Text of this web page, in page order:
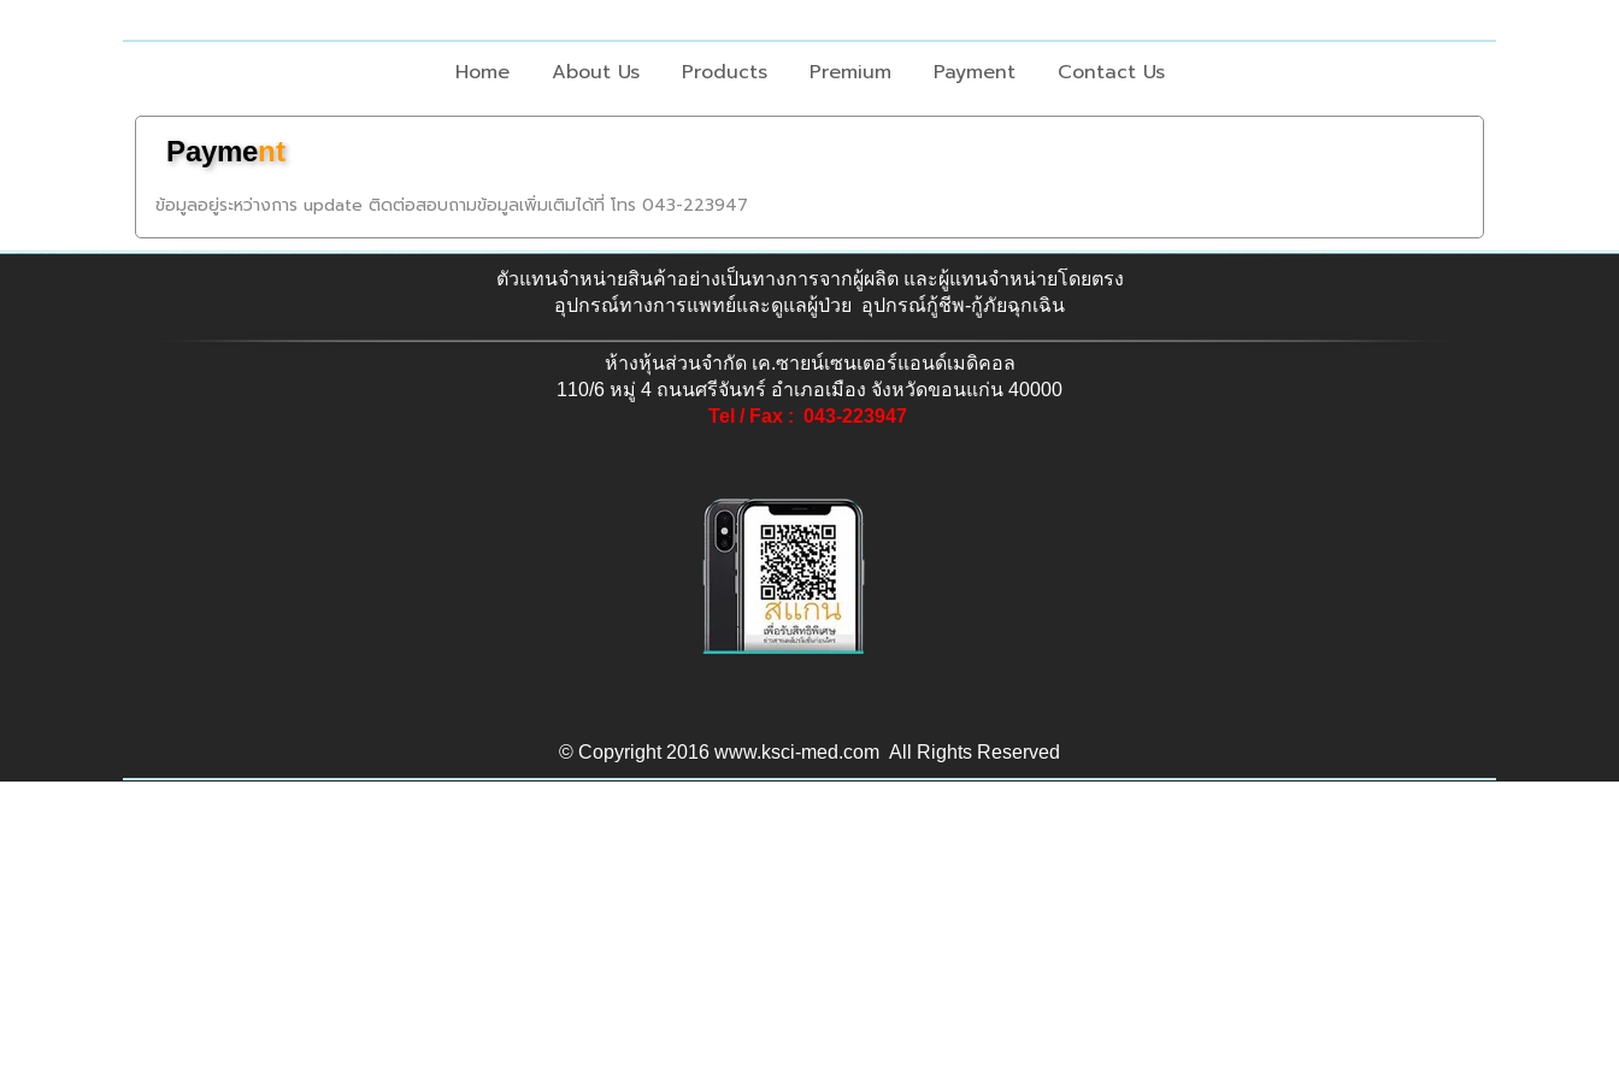
Home About Us Products Premium Payment Contact Us
Payment
ข้อมูลอยู่ระหว่างการ update ติดต่อสอบถามข้อมูลเพิ่มเติมได้ที่ โทร 043-223947
ตัวแทนจำหน่ายสินค้าอย่างเป็นทางการจากผู้ผลิต และผู้แทนจำหน่ายโดยตรง
อุปกรณ์ทางการแพทย์และดูแลผู้ป่วย อุปกรณ์กู้ชีพ-กู้ภัยฉุกเฉิน
ห้างหุ้นส่วนจำกัด เค.ซายน์เซนเตอร์แอนด์เมดิคอล
110/6 หมู่ 4 ถนนศรีจันทร์ อำเภอเมือง จังหวัดขอนแก่น 40000
Tel / Fax : 043-223947
© Copyright 2016 www.ksci-med.com All Rights Reserved